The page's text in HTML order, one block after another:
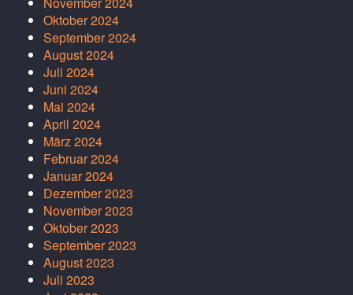
Oktober 2024
September 2024
August 2024
Juli 2024
Juni 2024
Mai 2024
April 2024
März 2024
Februar 2024
Januar 2024
Dezember 2023
November 2023
Oktober 2023
September 2023
August 2023
Juli 2023